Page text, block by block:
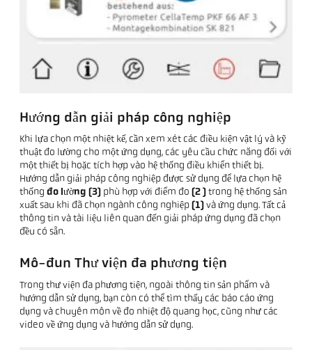
Hướng dẫn giải pháp công nghiệp
Khi lựa chọn một nhiệt kế, cần xem xét các điều kiện vật lý và kỹ
thuật đo lường cho một ứng dụng, các yêu cầu chức năng đối với
một thiết bị hoặc tích hợp vào hệ thống điều khiển thiết bị.
Hướng dẫn giải pháp công nghiệp được sử dụng để lựa chọn hệ
thốngđo lường (3) phù hợp với điểm đo(2 ) trong hệ thống sản
xuất sau khi đã chọn ngành công nghiệp(1) và ứng dụng. Tất cả
thông tin và tài liệu liên quan đến giải pháp ứng dụng đã chọn
đều có sẵn.
Mô-đun Thư viện đa phương tiện
Trong thư viện đa phương tiện, ngoài thông tin sản phẩm và
hướng dẫn sử dụng, bạn còn có thể tìm thấy các báo cáo ứng
dụng và chuyên môn về đo nhiệt độ quang học, cũng như các
video về ứng dụng và hướng dẫn sử dụng.